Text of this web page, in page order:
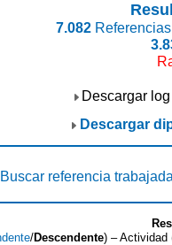
7.082
Descargar
Descargar
Buscar referencia
/Descendente) – Actividad